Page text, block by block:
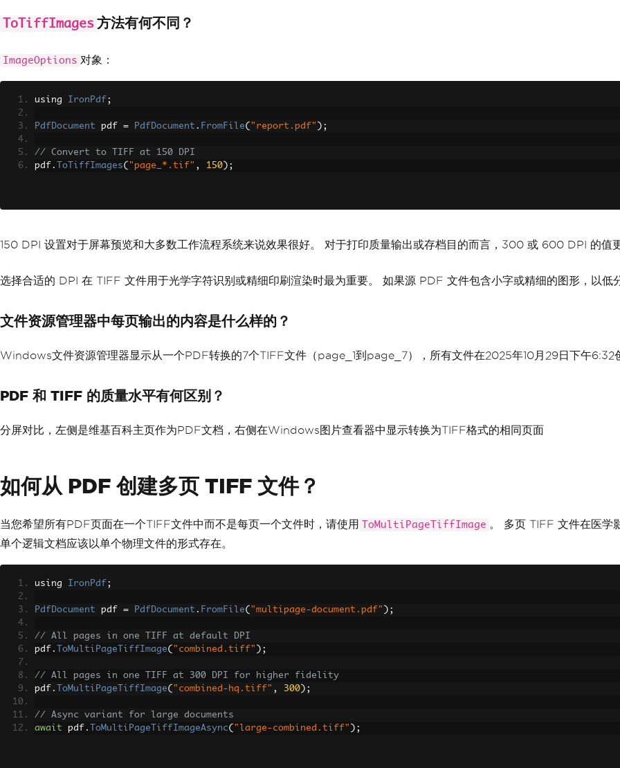
ToTiffImages 方法有何不同？
ImageOptions 对象：
using IronPdf ;
PdfDocument pdf = PdfDocument . FromFile( "report.pdf" );
// Convert to TIFF at 150 DPI
pdf . ToTiffImages( "page_*.tif" , 150 );
150 DPI 设置对于屏幕预览和大多数工作流程系统来说效果很好。 对于打印质量输出或存档目的而言，300 或 600 DPI 的值
选择合适的 DPI 在 TIFF 文件用于光学字符识别或精细印刷渲染时最为重要。 如果源 PDF 文件包含小字或精细的图形，以低
文件资源管理器中每页输出的内容是什么样的？
Windows文件资源管理器显示从一个PDF转换的7个TIFF文件（page_1到page_7），所有文件在2025年10月29日下午6:32
PDF 和 TIFF 的质量水平有何区别？
分屏对比，左侧是维基百科主页作为PDF文档，右侧在Windows图片查看器中显示转换为TIFF格式的相同页面
如何从 PDF 创建多页 TIFF 文件？
当您希望所有PDF页面在一个TIFF文件中而不是每页一个文件时，请使用 ToMultiPageTiffImage 。 多页 TIFF 文件在医学
单个逻辑文档应该以单个物理文件的形式存在。
using IronPdf ;
PdfDocument pdf = PdfDocument . FromFile( "multipage-document.pdf" );
// All pages in one TIFF at default DPI
pdf . ToMultiPageTiffImage( "combined.tiff" );
// All pages in one TIFF at 300 DPI for higher fidelity
pdf . ToMultiPageTiffImage( "combined-hq.tiff" , 300 );
// Async variant for large documents
await pdf . ToMultiPageTiffImageAsync( "large-combined.tiff" );